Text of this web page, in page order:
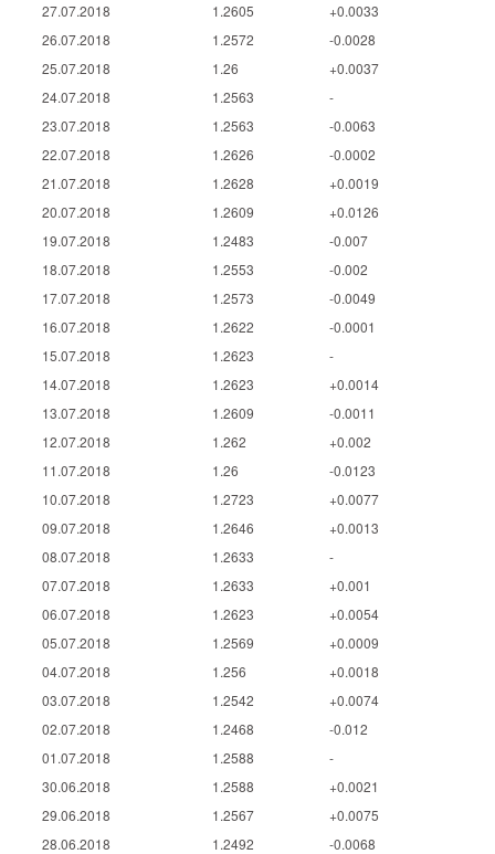
27.07.2018
1.2605
+0.0033
26.07.2018
1.2572
-0.0028
25.07.2018
1.26
+0.0037
24.07.2018
1.2563
-
23.07.2018
1.2563
-0.0063
22.07.2018
1.2626
-0.0002
21.07.2018
1.2628
+0.0019
20.07.2018
1.2609
+0.0126
19.07.2018
1.2483
-0.007
18.07.2018
1.2553
-0.002
17.07.2018
1.2573
-0.0049
16.07.2018
1.2622
-0.0001
15.07.2018
1.2623
-
14.07.2018
1.2623
+0.0014
13.07.2018
1.2609
-0.0011
12.07.2018
1.262
+0.002
11.07.2018
1.26
-0.0123
10.07.2018
1.2723
+0.0077
09.07.2018
1.2646
+0.0013
08.07.2018
1.2633
-
07.07.2018
1.2633
+0.001
06.07.2018
1.2623
+0.0054
05.07.2018
1.2569
+0.0009
04.07.2018
1.256
+0.0018
03.07.2018
1.2542
+0.0074
02.07.2018
1.2468
-0.012
01.07.2018
1.2588
-
30.06.2018
1.2588
+0.0021
29.06.2018
1.2567
+0.0075
28.06.2018
1.2492
-0.0068